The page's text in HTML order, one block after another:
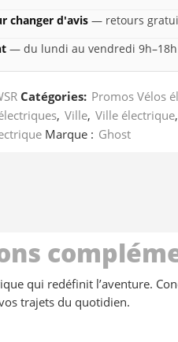
changer d'avis — retours
— du lundi au vendredi 9h–18h
Catégories: Promos Vélos
, Ville, Ville électrique,
Marque : Ghost
qui redéfinit l’aventure.
trajets du quotidien.